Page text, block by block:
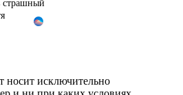
10 раз
носит исключительно